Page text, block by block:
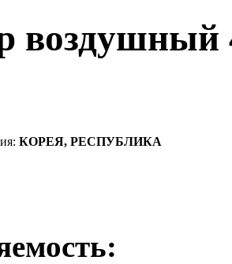
воздушный
КОРЕЯ, РЕСПУБЛИКА